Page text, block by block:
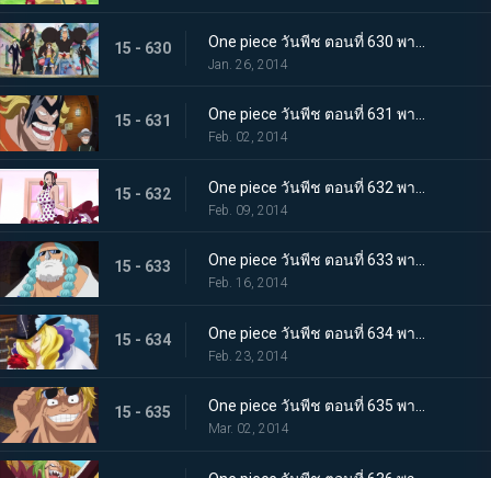
15 - 630
Jan. 26, 2014
15 - 631
Feb. 02, 2014
15 - 632
Feb. 09, 2014
15 - 633 One piece วันพีช ตอนที่ 633 พากย์ไทย นักสู้ลึกลับสุดแกร่ง! ลูซี่ออกโรงแล้ว
Feb. 16, 2014
15 - 634
Feb. 23, 2014
15 - 635 One piece วันพีช ตอนที่ 635 พากย์ไทย ชะตาชักนำอีกครั้ง ไฮยีน่า เบลลามี่
Mar. 02, 2014